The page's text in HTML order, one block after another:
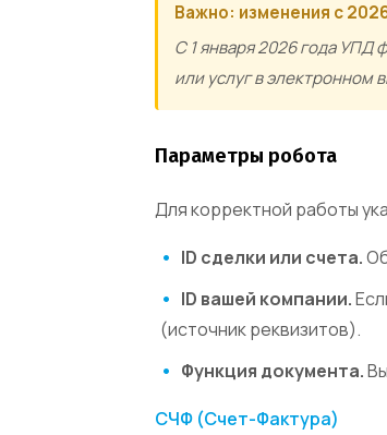
Важно: изменения с
С 1 января 2026 года УПД
или услуг в электронном
Параметры робота
Для корректной работы
• ID сделки или счета.
• ID вашей компании.
(источник реквизитов).
• Функция документа.
СЧФ (Счет-Фактура)